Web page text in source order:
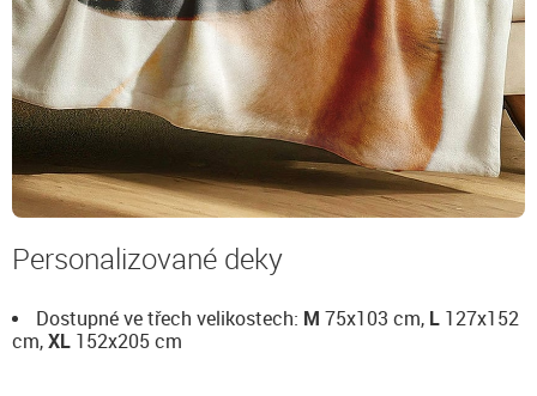
Personalizované deky
Dostupné ve třech velikostech: M 75x103 cm, L 127x152
cm,XL 152x205 cm